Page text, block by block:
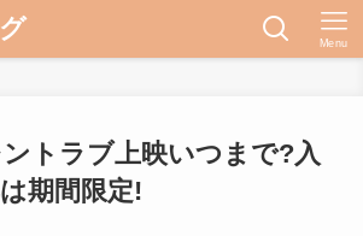
Menu
トラブ上映いつまで?入
期間限定!